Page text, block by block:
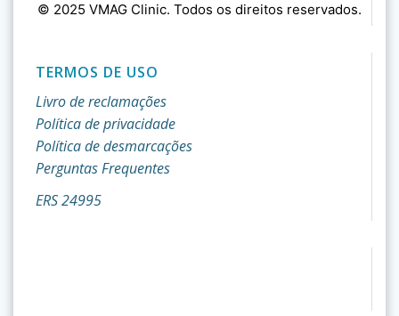
© 2025 VMAG Clinic. Todos os direitos reservados.
TERMOS DE USO
Livro de reclamações
Política de privacidade
Política de desmarcações
Perguntas Frequentes
ERS 24995